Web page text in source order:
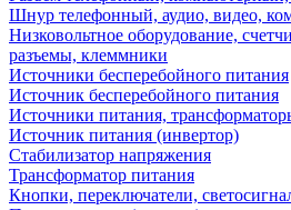
Шнур телефонный, аудио, видео,
Низковольтное оборудование,
разъемы, клеммники
Источники бесперебойного питания
Источник бесперебойного питания
Источники питания,
Источник питания (инвертор)
Стабилизатор напряжения
Трансформатор питания
Кнопки, переключатели,